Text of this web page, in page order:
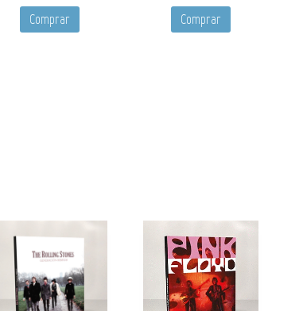
Comprar Comprar